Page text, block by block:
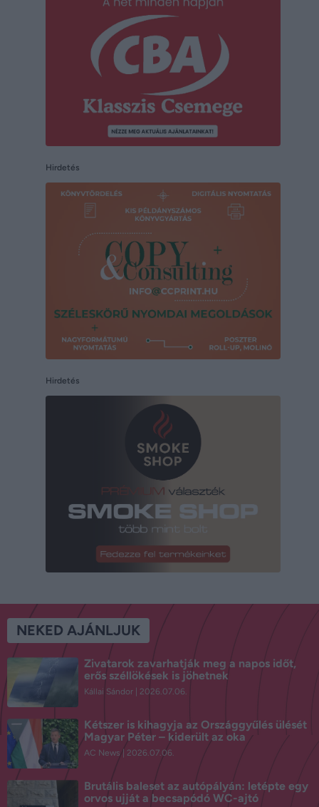
Hirdetés
Hirdetés
NEKED AJÁNLJUK
Zivatarok zavarhatják meg a napos időt,
erős széllökések is jöhetnek
Kállai Sándor 2026.07.06.
Kétszer is kihagyja az Országgyűlés ülését
Magyar Péter – kiderült az oka
AC News 2026.07.06.
Brutális baleset az autópályán: letépte egy
orvos ujját a becsapódó WC-ajtó